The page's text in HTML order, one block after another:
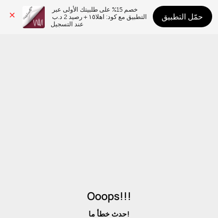
عند التسجيل
حمّل التطبيق
Ooops!!!
حدث خطأ ما!